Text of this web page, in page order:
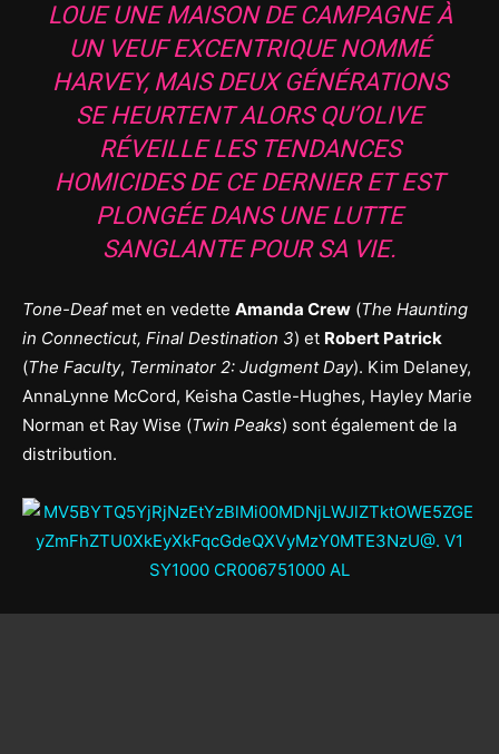
LOUE UNE MAISON DE CAMPAGNE À
UN VEUF EXCENTRIQUE NOMMÉ
HARVEY, MAIS DEUX GÉNÉRATIONS
SE HEURTENT ALORS QU’OLIVE
RÉVEILLE LES TENDANCES
HOMICIDES DE CE DERNIER ET EST
PLONGÉE DANS UNE LUTTE
SANGLANTE POUR SA VIE.
Tone-Deafmet en vedette Amanda Crew (The Haunting
in Connecticut, Final Destination 3) et Robert Patrick
(The Faculty, Terminator 2: Judgment Day). Kim Delaney,
AnnaLynne McCord, Keisha Castle-Hughes, Hayley Marie
Norman et Ray Wise (Twin Peaks) sont également de la
distribution.